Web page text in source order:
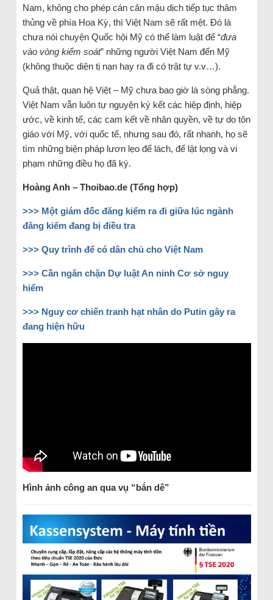
Nam, không cho phép cán cân mậu dịch tiếp tục thâm
thủng về phía Hoa Kỳ, thì Việt Nam sẽ rất mệt. Đó là
chưa nói chuyện Quốc hội Mỹ có thể làm luật để “đưa
vào vòng kiểm soát” những người Việt Nam đến Mỹ
(không thuộc diện tị nạn hay ra đi có trật tự v.v…).
Quả thật, quan hệ Việt – Mỹ chưa bao giờ là sòng phẳng.
Việt Nam vẫn luôn tự nguyện ký kết các hiệp định, hiệp
ước, về kinh tế, các cam kết về nhân quyền, về tự do tôn
giáo với Mỹ, với quốc tế, nhưng sau đó, rất nhanh, họ sẽ
tìm những biện pháp lươn lẹo để lách, để lật lọng và vi
phạm những điều họ đã ký.
Hoàng Anh – Thoibao.de (Tổng hợp)
>>> Một giám đốc đăng kiểm ra đi giữa lúc ngành
đăng kiểm đang bị điều tra
>>> Quy trình để có dân chủ cho Việt Nam
>>> Cần ngăn chặn Dự luật An ninh Cơ sở nguy
hiểm
>>> Nguy cơ chiến tranh hạt nhân do Putin gây ra
đang hiện hữu
Hình ảnh công an qua vụ “bắn dê”